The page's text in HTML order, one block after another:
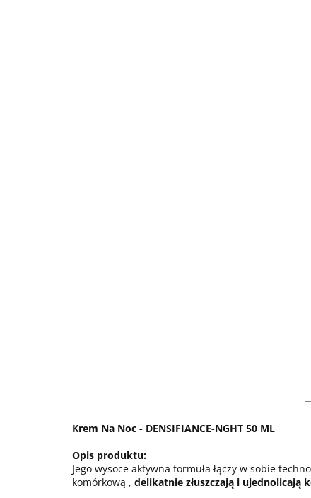
Krem Na Noc - DENSIFIANCE-NGHT 50 ML
Opis produktu:
Jego wysoce aktywna formuła łączy w sobie
komórkową , delikatnie złuszczają i ujednolicają